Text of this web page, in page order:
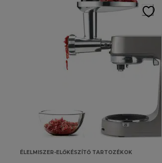
ÉLELMISZER-ELŐKÉSZÍTŐ TARTOZÉKOK